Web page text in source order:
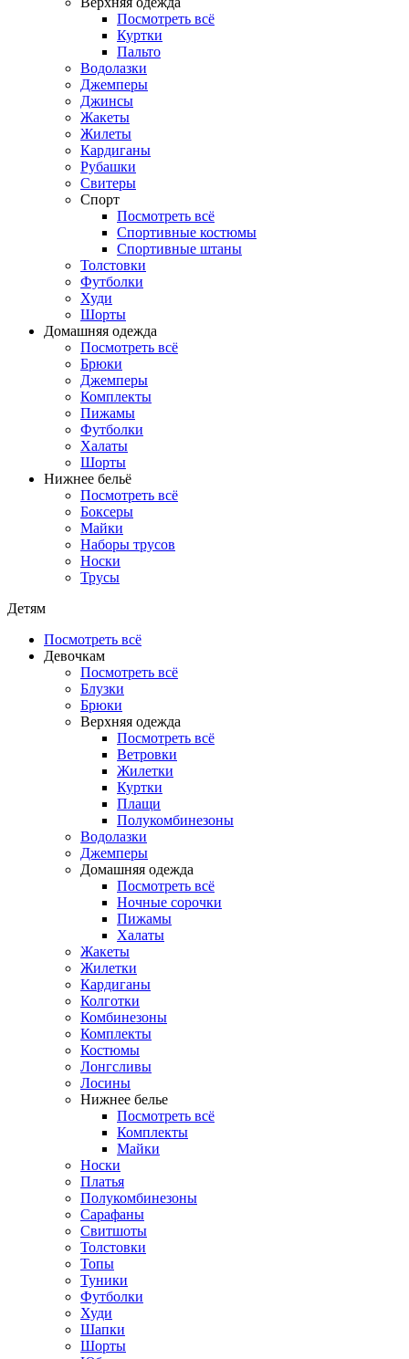
Посмотреть всё
Куртки
Пальто
Водолазки
Джемперы
Джинсы
Жакеты
Жилеты
Кардиганы
Рубашки
Свитеры
Спорт
Посмотреть всё
Спортивные костюмы
Спортивные штаны
Толстовки
Футболки
Худи
Шорты
Домашняя одежда
Посмотреть всё
Брюки
Джемперы
Комплекты
Пижамы
Футболки
Халаты
Шорты
Нижнее бельё
Посмотреть всё
Боксеры
Майки
Наборы трусов
Носки
Трусы
Детям
Посмотреть всё
Девочкам
Посмотреть всё
Блузки
Брюки
Верхняя одежда
Посмотреть всё
Ветровки
Жилетки
Куртки
Плащи
Полукомбинезоны
Водолазки
Джемперы
Домашняя одежда
Посмотреть всё
Ночные сорочки
Пижамы
Халаты
Жакеты
Жилетки
Кардиганы
Колготки
Комбинезоны
Комплекты
Костюмы
Лонгсливы
Лосины
Нижнее белье
Посмотреть всё
Комплекты
Майки
Носки
Платья
Полукомбинезоны
Сарафаны
Свитшоты
Толстовки
Топы
Туники
Футболки
Худи
Шапки
Шорты